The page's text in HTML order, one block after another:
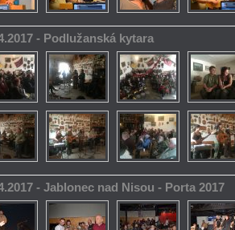
- Podlužanská kytara
- Jablonec nad Nisou - Porta 2017